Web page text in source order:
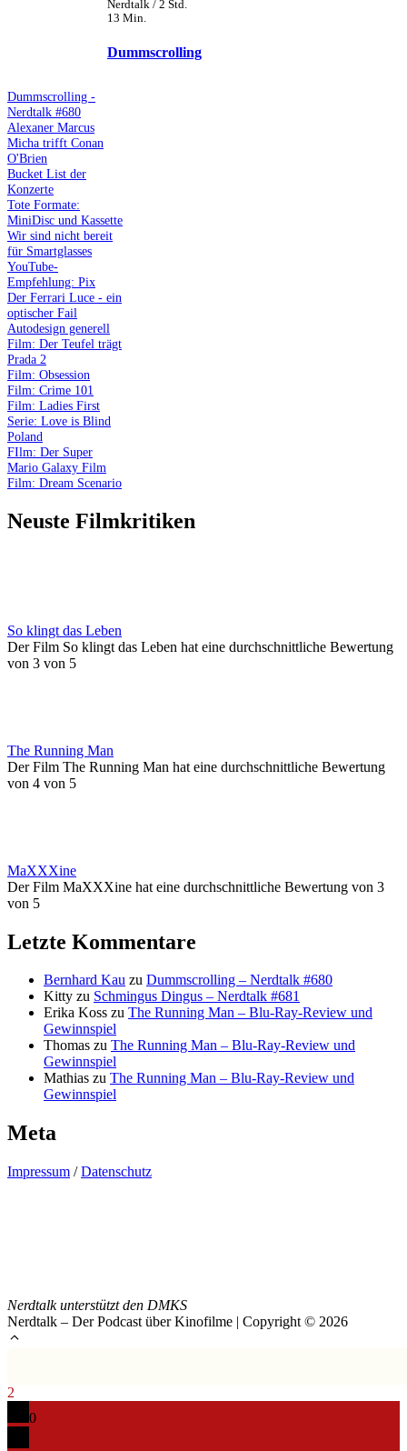
Nerdtalk / 2 Std.
13 Min.
Dummscrolling
Dummscrolling -
Nerdtalk #680
Alexaner Marcus
Micha trifft Conan
O'Brien
Bucket List der
Konzerte
Tote Formate:
MiniDisc und Kassette
Wir sind nicht bereit
für Smartglasses
YouTube-
Empfehlung: Pix
Der Ferrari Luce - ein
optischer Fail
Autodesign generell
Film: Der Teufel trägt
Prada 2
Film: Obsession
Film: Crime 101
Film: Ladies First
Serie: Love is Blind
Poland
FIlm: Der Super
Mario Galaxy Film
Film: Dream Scenario
Neuste Filmkritiken
So klingt das Leben
Der Film So klingt das Leben hat eine durchschnittliche Bewertung
von 3 von 5
The Running Man
Der Film The Running Man hat eine durchschnittliche Bewertung
von 4 von 5
MaXXXine
Der Film MaXXXine hat eine durchschnittliche Bewertung von 3
von 5
Letzte Kommentare
Bernhard Kau zu Dummscrolling – Nerdtalk #680
Kitty zu Schmingus Dingus – Nerdtalk #681
Erika Koss zu The Running Man – Blu-Ray-Review und
Gewinnspiel
Thomas zu The Running Man – Blu-Ray-Review und
Gewinnspiel
Mathias zu The Running Man – Blu-Ray-Review und
Gewinnspiel
Meta
Impressum /Datenschutz
Nerdtalk unterstützt den DMKS
Nerdtalk – Der Podcast über Kinofilme | Copyright © 2026
2
0